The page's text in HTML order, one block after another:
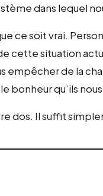
dans lequel
ce soit vrai.
cette situation
de la
bonheur qu’ils
dos. Il suffit